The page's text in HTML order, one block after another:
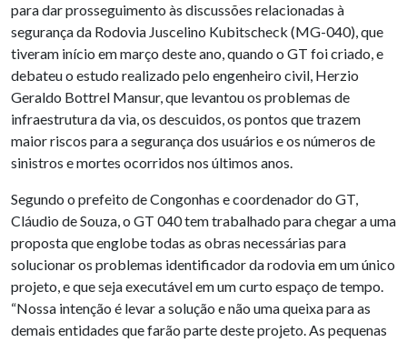
para dar prosseguimento às discussões relacionadas à
segurança da Rodovia Juscelino Kubitscheck (MG-040), que
tiveram início em março deste ano, quando o GT foi criado, e
debateu o estudo realizado pelo engenheiro civil, Herzio
Geraldo Bottrel Mansur, que levantou os problemas de
infraestrutura da via, os descuidos, os pontos que trazem
maior riscos para a segurança dos usuários e os números de
sinistros e mortes ocorridos nos últimos anos.
Segundo o prefeito de Congonhas e coordenador do GT,
Cláudio de Souza, o GT 040 tem trabalhado para chegar a uma
proposta que englobe todas as obras necessárias para
solucionar os problemas identificador da rodovia em um único
projeto, e que seja executável em um curto espaço de tempo.
“Nossa intenção é levar a solução e não uma queixa para as
demais entidades que farão parte deste projeto. As pequenas